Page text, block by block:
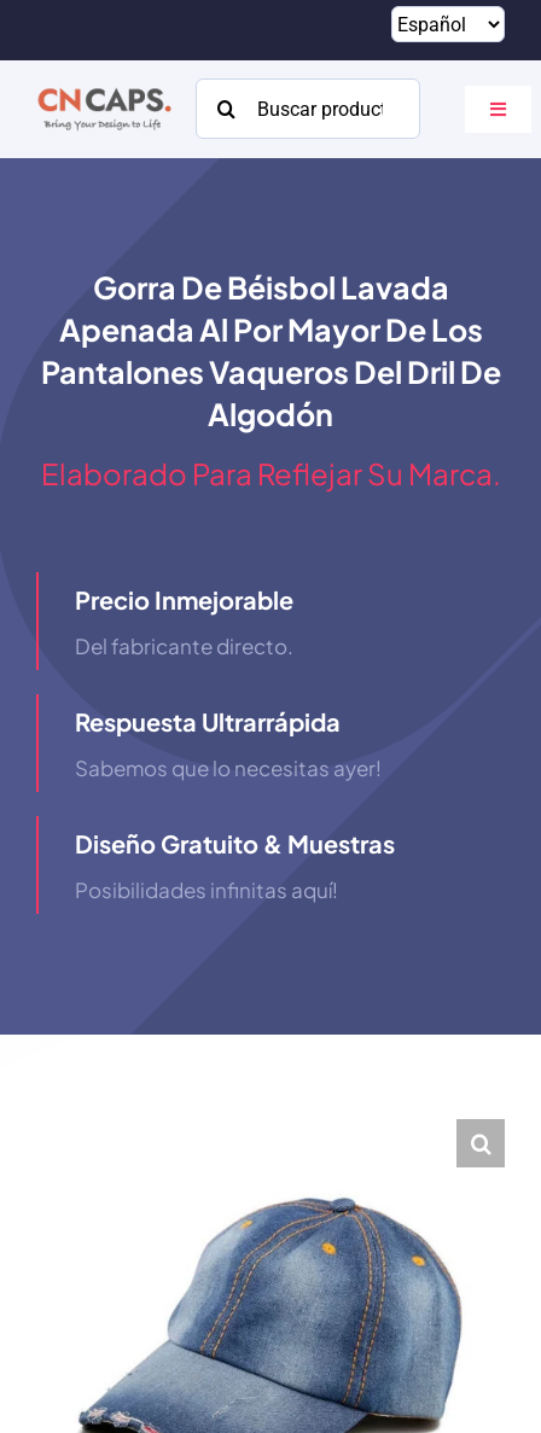
contenido
Buscar:
Catalogar
Acerca de
Contacto
Gorra De Béisbol Lavada
Apenada Al Por Mayor De Los
Pantalones Vaqueros Del Dril De
Algodón
Elaborado Para Reflejar Su Marca.
Precio Inmejorable
Del fabricante directo.
Respuesta Ultrarrápida
Sabemos que lo necesitas ayer!
Diseño Gratuito & Muestras
Posibilidades infinitas aquí!